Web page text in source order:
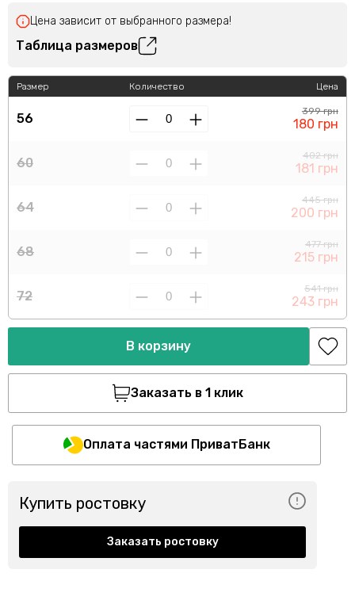
Цена зависит от выбранного размера!
Таблица размеров
Размер
56
60
64
68
72
Количество Цена
399 грн
180 грн
402 грн
181 грн
445 грн
200 грн
477 грн
215 грн
541 грн
243 грн
В корзину
Заказать в 1 клик
Оплата частями ПриватБанк
Купить ростовку
Заказать ростовку